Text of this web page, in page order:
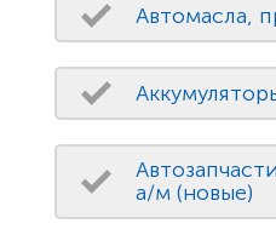
Автомасла,
а/м (новые)